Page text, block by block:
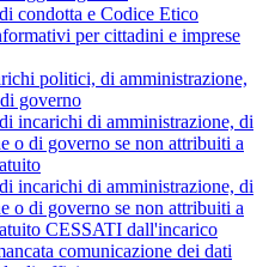
condotta e Codice Etico
per cittadini e imprese
politici, di amministrazione,
governo
incarichi di amministrazione, di
o di governo se non attribuiti a
incarichi di amministrazione, di
o di governo se non attribuiti a
CESSATI dall'incarico
comunicazione dei dati